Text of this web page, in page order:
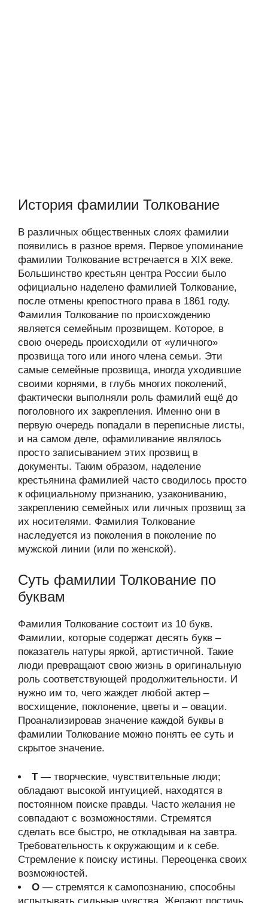
История фамилии Толкование
В различных общественных слоях фамилии
появились в разное время. Первое упоминание
фамилии Толкование встречается в XIX веке.
Большинство крестьян центра России было
официально наделено фамилией Толкование,
после отмены крепостного права в 1861 году.
Фамилия Толкование по происхождению
является семейным прозвищем. Которое, в
свою очередь происходили от «уличного»
прозвища того или иного члена семьи. Эти
самые семейные прозвища, иногда уходившие
своими корнями, в глубь многих поколений,
фактически выполняли роль фамилий ещё до
поголовного их закрепления. Именно они в
первую очередь попадали в переписные листы,
и на самом деле, офамиливание являлось
просто записыванием этих прозвищ в
документы. Таким образом, наделение
крестьянина фамилией часто сводилось просто
к официальному признанию, узакониванию,
закреплению семейных или личных прозвищ за
их носителями. Фамилия Толкование
наследуется из поколения в поколение по
мужской линии (или по женской).
Суть фамилии Толкование по
буквам
Фамилия Толкование состоит из 10 букв.
Фамилии, которые содержат десять букв –
показатель натуры яркой, артистичной. Такие
люди превращают свою жизнь в оригинальную
роль соответствующей продолжительности. И
нужно им то, чего жаждет любой актер –
восхищение, поклонение, цветы и – овации.
Проанализировав значение каждой буквы в
фамилии Толкование можно понять ее суть и
скрытое значение.
Т— творческие, чувствительные люди;
обладают высокой интуицией, находятся в
постоянном поиске правды. Часто желания не
совпадают с возможностями. Стремятся
сделать все быстро, не откладывая на завтра.
Требовательность к окружающим и к себе.
Стремление к поиску истины. Переоценка своих
возможностей.
О — стремятся к самопознанию, способны